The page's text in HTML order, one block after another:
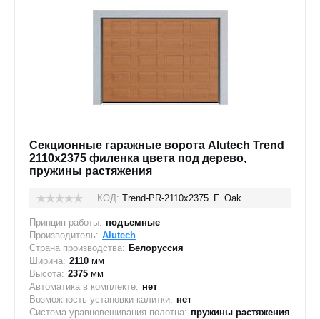
Секционные гаражные ворота Alutech Trend
2110x2375 филенка цвета под дерево,
пружины растяжения
КОД: Trend-PR-2110х2375_F_Oak
Принцип работы: подъемные
Производитель: Alutech
Страна производства: Белоруссия
Ширина: 2110 мм
Высота: 2375 мм
Автоматика в комплекте: нет
Возможность установки калитки: нет
Система уравновешивания полотна: пружины растяжения